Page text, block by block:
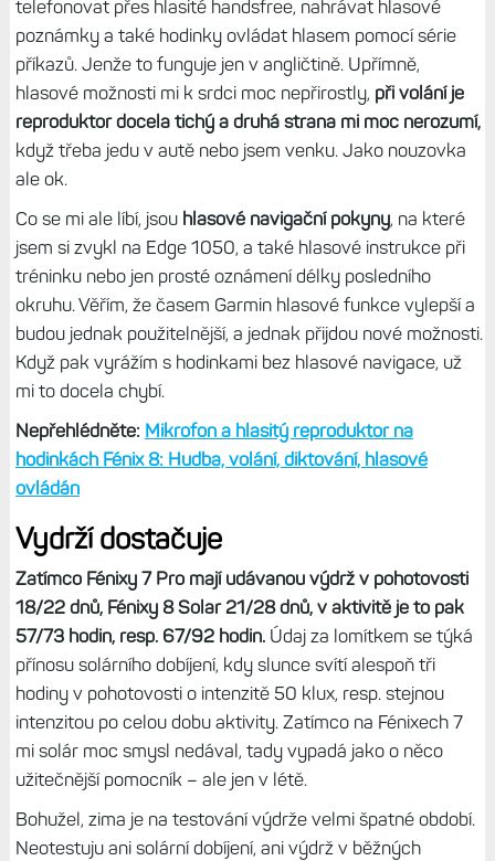
vnikne voda i při nevhodném skoku do vody. A to se vám
na Fénixech 8 díky indukčním tlačítkům prostě stát
nemůže.Navíc máte k dispozici aktivity pro potápění a
hloubkoměr.
Čtěte dále:Pár postřehů k potápění s Fénix 8: Hodinky
sledují dobu na hladině, délku ponoru i největší hloubku
Druhým rozdílem je pak
možnost hlasových funkcí
. Díky
mikrofonu a reproduktoru si můžete jednak přehrávat
nahlas hudbu, pouštět svoje oblíbené podcasty,
telefonovat přes hlasité handsfree, nahrávat hlasové
poznámky a také hodinky ovládat hlasem pomocí série
příkazů. Jenže to funguje jen v angličtině. Upřímně,
hlasové možnosti mi k srdci moc nepřirostly,
při volání je
reproduktor docela tichý a druhá strana mi moc nerozumí,
když třeba jedu v autě nebo jsem venku. Jako nouzovka
ale ok.
jsem si zvykl na Edge 1050, a také hlasové instrukce při
tréninku nebo jen prosté oznámení délky posledního
okruhu. Věřím, že časem Garmin hlasové funkce vylepší a
budou jednak použitelnější, a jednak přijdou nové možnosti.
Když pak vyrážím s hodinkami bez hlasové navigace, už
mi to docela chybí.
Nepřehlédněte:Mikrofon a hlasitý reproduktor na
hodinkách Fénix 8: Hudba, volání, diktování, hlasové
ovládán